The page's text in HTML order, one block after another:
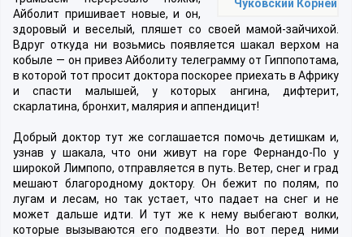
Чуковский Корней
Айболит пришивает новые, и он,
здоровый и веселый, пляшет со своей мамой-зайчихой.
Вдруг откуда ни возьмись появляется шакал верхом на
кобыле — он привез Айболиту телеграмму от Гиппопотама,
в которой тот просит доктора поскорее приехать в Африку
и спасти малышей, у которых ангина, дифтерит,
скарлатина, бронхит, малярия и аппендицит!
Добрый доктор тут же соглашается помочь детишкам и,
узнав у шакала, что они живут на горе Фернандо-По у
широкой Лимпопо, отправляется в путь. Ветер, снег и град
мешают благородному доктору. Он бежит по полям, по
лугам и лесам, но так устает, что падает на снег и не
может дальше идти. И тут же к нему выбегают волки,
которые вызываются его подвезти. Но вот перед ними